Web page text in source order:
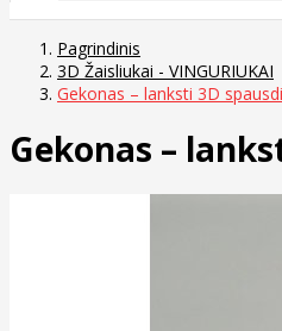
Pagrindinis
3D Žaisliukai - VINGURIUKAI
Gekonas – lanksti 3D
Gekonas –